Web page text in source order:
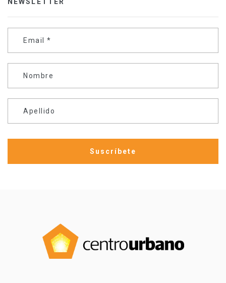
Email *
Nombre
Apellido